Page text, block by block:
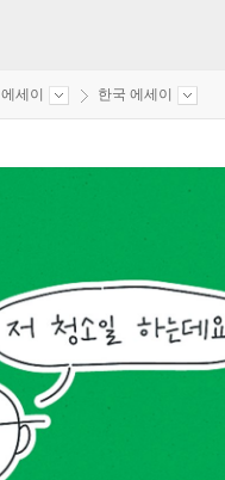
에세이 한국 에세이